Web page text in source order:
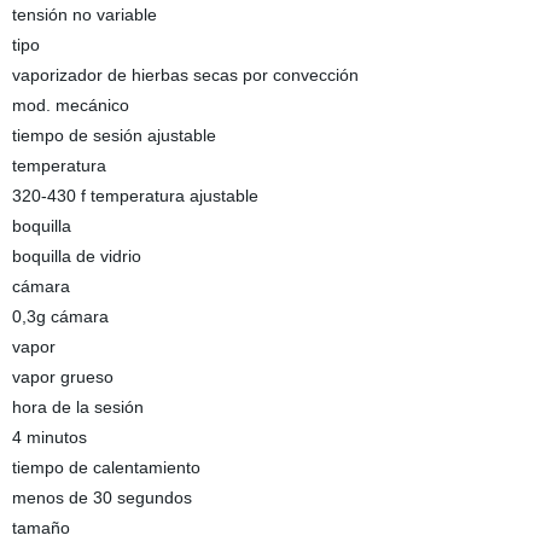
tensión no variable
tipo
vaporizador de hierbas secas por convección
mod. mecánico
tiempo de sesión ajustable
temperatura
320-430 f temperatura ajustable
boquilla
boquilla de vidrio
cámara
0,3g cámara
vapor
vapor grueso
hora de la sesión
4 minutos
tiempo de calentamiento
menos de 30 segundos
tamaño